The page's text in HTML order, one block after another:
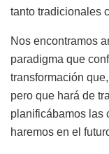
tanto tradicionales
Nos encontramos
paradigma que
transformación
pero que hará de
planificábamos las
haremos en el